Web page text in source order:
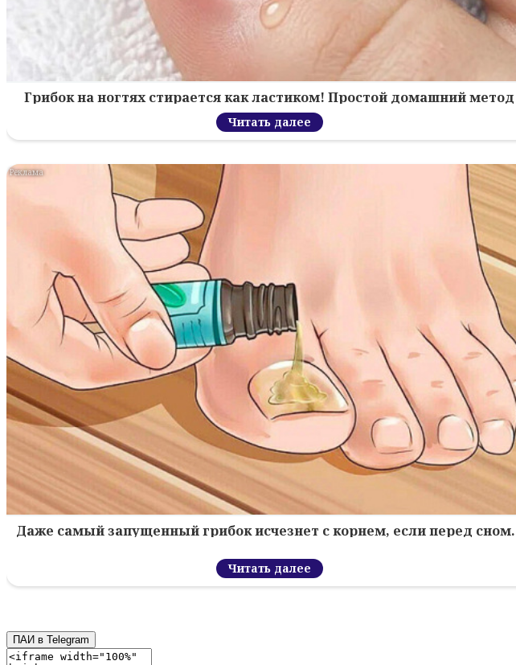
Грибок на ногтях стирается как ластиком! Простой домашний метод
Читать далее
Даже самый запущенный грибок исчезнет с корнем, если перед
Читать далее
ПАИ в Telegram